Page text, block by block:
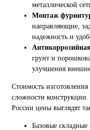
металлической
Монтаж
направляющие,
надежность и
грунт и
улучшения
Стоимость
сложности
России цены выглядят
Базовые